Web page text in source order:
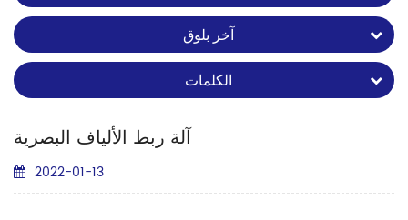
آخر بلوق
الكلمات
آلة ربط الألياف البصرية
2022-01-13